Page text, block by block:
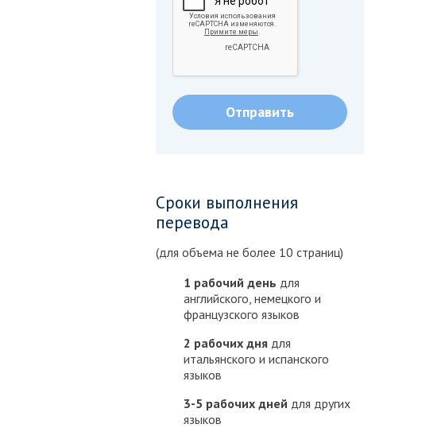
Сроки выполнения
перевода
(для объема не более 10 страниц)
1 рабочий день для
английского, немецкого и
французского языков
2 рабочих днядля
итальянского и испанского
языков
3-5 рабочих дней для других
языков